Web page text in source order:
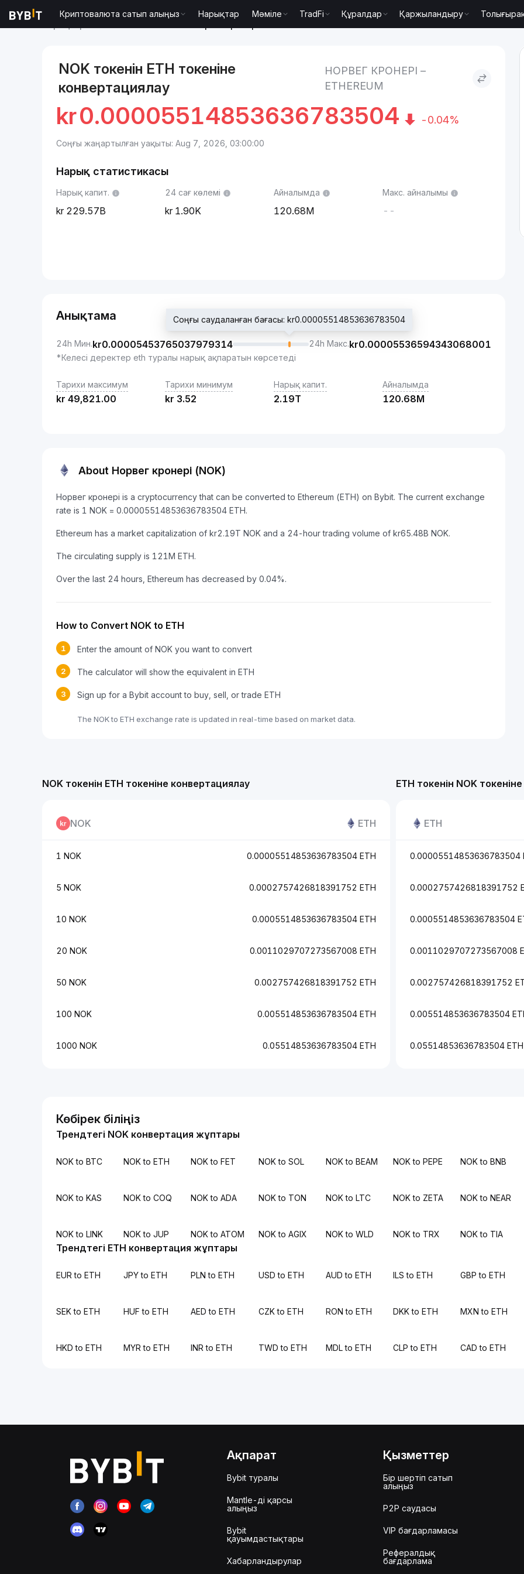
Криптовалюта сатып алыңыз Нарықтар Мәміле TradFi Құралдар Қаржыландыру
NOK токенін ETH токеніне
конвертациялау
НОРВЕГ КРОНЕРІ –
ETHEREUM
kr0.00005514853636783504 -0.04%
Соңғы жаңартылған уақыты: Aug 7, 2026, 03:00:00
Нарық статистикасы
Нарық капит.
229.57B
24 сағ көлемі
1.90K
Айналымда
120.68M
Макс. айналымы
--
Анықтама
24h Мин.kr0.00005453765037979314
Соңғы саудаланған бағасы: kr0.00005514853636783504
24h Макс.kr0.00005536594343068001
*Келесі деректер eth туралы нарық ақпаратын көрсетеді
Тарихи максимум
kr 49,821.00
Тарихи минимум
kr 3.52
Нарық капит.
2.19T
Айналымда
120.68M
About Норвег кронері (NOK)
Норвег кронері is a cryptocurrency that can be converted to Ethereum (ETH) on Bybit. The current exchange
rate is 1 NOK = 0.00005514853636783504 ETH.
Ethereum has a market capitalization of kr2.19T NOK and a 24-hour trading volume of kr65.48B NOK.
The circulating supply is 121M ETH.
Over the last 24 hours, Ethereum has decreased by 0.04%.
How to Convert NOK to ETH
1 Enter the amount of NOK you want to convert
2 The calculator will show the equivalent in ETH
3 Sign up for a Bybit account to buy, sell, or trade ETH
The NOK to ETH exchange rate is updated in real-time based on market data.
ETH токенін NOK
ETH
0.00005514853636783504
0.0002757426818391752
0.0005514853636783504
0.0011029707273567008
0.002757426818391752
0.005514853636783504
0.05514853636783504 ETH
NOK токенін ETH токеніне конвертациялау
NOK ETH
1 NOK 0.00005514853636783504 ETH
5 NOK 0.0002757426818391752 ETH
10 NOK 0.0005514853636783504 ETH
20 NOK 0.0011029707273567008 ETH
50 NOK 0.002757426818391752 ETH
100 NOK 0.005514853636783504 ETH
1000 NOK 0.05514853636783504 ETH
Көбірек біліңіз
Трендтегі NOK конвертация жұптары
NOK to BTC NOK to ETH NOK to FET NOK to SOL NOK to BEAM NOK to PEPE NOK to BNB
NOK to KAS NOK to COQ NOK to ADA NOK to TON NOK to LTC NOK to ZETA NOK to NEAR
NOK to LINK NOK to JUP NOK to ATOM NOK to AGIX NOK to WLD NOK to TRX NOK to TIA
Трендтегі ETH конвертация жұптары
EUR to ETH JPY to ETH PLN to ETH USD to ETH AUD to ETH ILS to ETH GBP to ETH
SEK to ETH HUF to ETH AED to ETH CZK to ETH RON to ETH DKK to ETH MXN to ETH
HKD to ETH MYR to ETH INR to ETH TWD to ETH MDL to ETH CLP to ETH CAD to ETH
Ақпарат
Bybit туралы
Mantle-ді қарсы
алыңыз
Bybit
қауымдастықтары
Хабарландырулар
Қызметтер
Бір шертіп сатып
алыңыз
P2P саудасы
VIP бағдарламасы
Рефералдық
бағдарлама